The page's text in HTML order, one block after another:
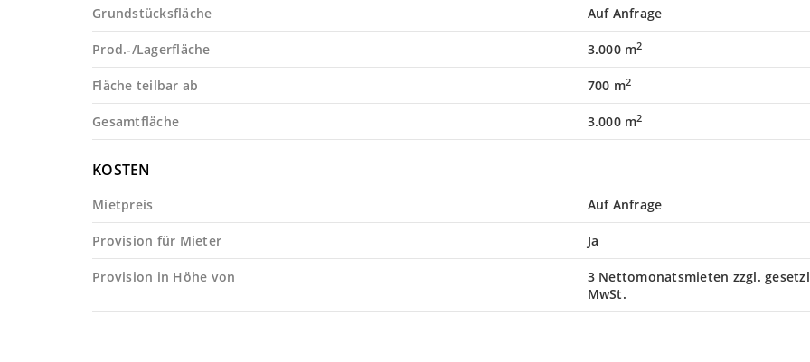
Grundstücksfläche Auf Anfrage
Prod.-/Lagerfläche 3.000 m2
Fläche teilbar ab 700 m2
Gesamtfläche 3.000 m2
KOSTEN
Mietpreis Auf Anfrage
Provision für Mieter Ja
Provision in Höhe von
3 Nettomonatsmieten zzgl.
MwSt.